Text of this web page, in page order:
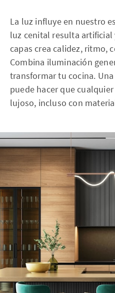
La luz influye en nuestro
luz cenital resulta
capas crea calidez, ritmo,
Combina iluminación
transformar tu cocina.
puede hacer que
lujoso, incluso con